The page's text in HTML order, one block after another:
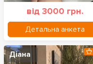
від 3000 грн.
Детальна анкета
Діана